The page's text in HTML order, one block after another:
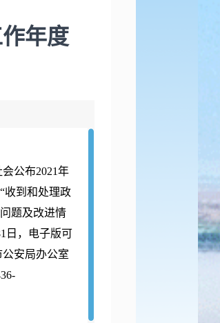
年度
公布2021年
收到和处理政
题及改进情
日，电子版可
安局办公室